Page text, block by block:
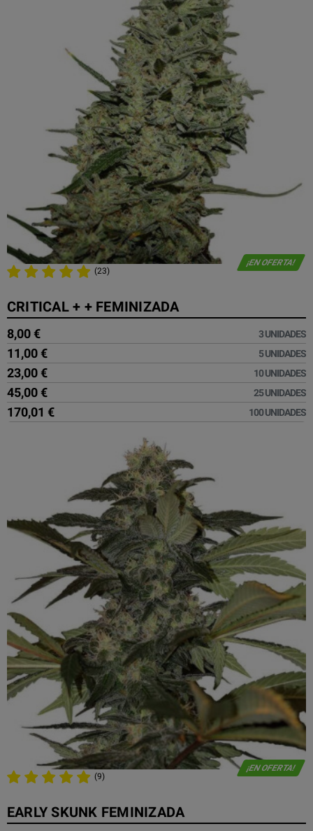
¡EN OFERTA!
(23)
CRITICAL + + FEMINIZADA
8,00 € 3 UNIDADES
11,00 € 5 UNIDADES
23,00 € 10 UNIDADES
45,00 € 25 UNIDADES
170,01 € 100 UNIDADES
¡EN OFERTA!
(9)
EARLY SKUNK FEMINIZADA